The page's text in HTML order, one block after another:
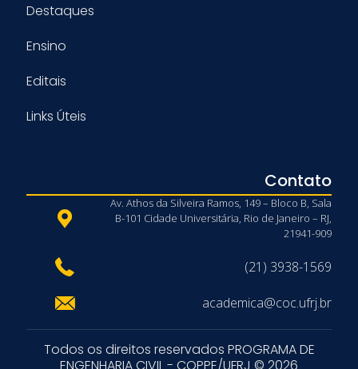
Destaques
Ensino
Editais
Links Úteis
Contato
Av. Athos da Silveira Ramos, 149 – Bloco B, Sala
B-101 Cidade Universitária, Rio de Janeiro – RJ,
21941-909
(21) 3938-1569
academica@coc.ufrj.br
Todos os direitos reservados PROGRAMA DE